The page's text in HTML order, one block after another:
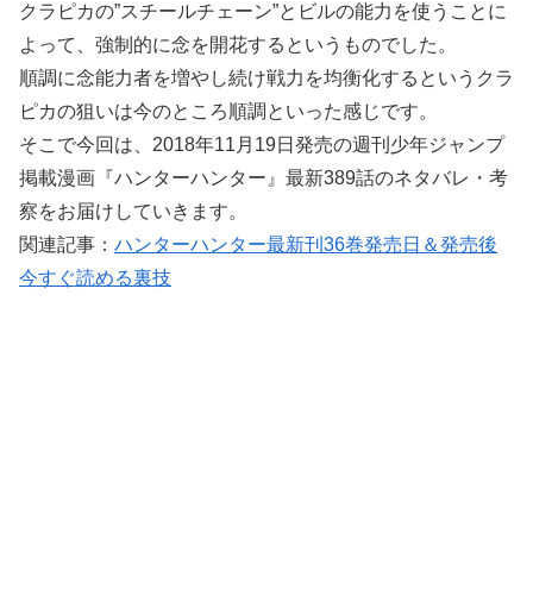
クラピカの”スチールチェーン”とビルの能力を使うことに
よって、強制的に念を開花するというものでした。
順調に念能力者を増やし続け戦力を均衡化するというクラ
ピカの狙いは今のところ順調といった感じです。
そこで今回は、2018年11月19日発売の週刊少年ジャンプ
掲載漫画『ハンターハンター』最新389話のネタバレ・考
察をお届けしていきます。
関連記事： ハンターハンター最新刊36巻発売日＆発売後
今すぐ読める裏技